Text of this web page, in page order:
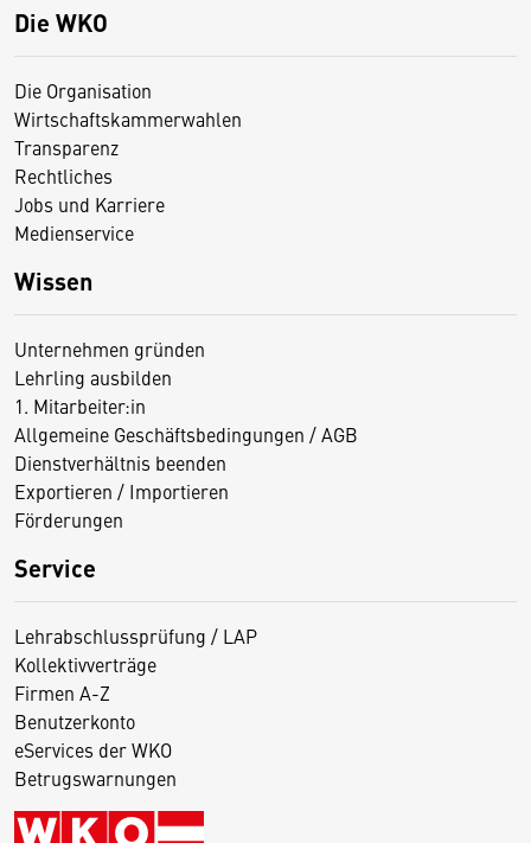
Die WKO
Die Organisation
Wirtschaftskammerwahlen
Transparenz
Rechtliches
Jobs und Karriere
Medienservice
Wissen
Unternehmen gründen
Lehrling ausbilden
1. Mitarbeiter:in
Allgemeine Geschäftsbedingungen / AGB
Dienstverhältnis beenden
Exportieren / Importieren
Förderungen
Service
Lehrabschlussprüfung / LAP
Kollektivverträge
Firmen A-Z
Benutzerkonto
eServices der WKO
Betrugswarnungen